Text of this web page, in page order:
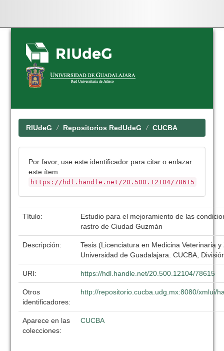
Skip
navigation
RIUdeG Repositorios RedUdeG CUCBA
Por favor, use este identificador para citar o enlazar
este ítem:
https://hdl.handle.net/20.500.12104/78615
Título:
Estudio para el mejoramiento de las
rastro de Ciudad Guzmán
Descripción:
Tesis (Licenciatura en Medicina Veterinaria
Universidad de Guadalajara. CUCBA,
URI: https://hdl.handle.net/20.500.12104/78615
Otros
identificadores:
http://repositorio.cucba.udg.mx:8080/xmlui/
Aparece en las
colecciones:
CUCBA